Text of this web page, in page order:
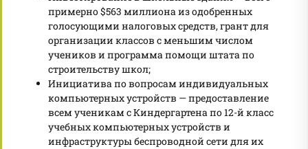
примерно $563 миллиона из одобренных
голосующими налоговых средств, грант для
организации классов с меньшим числом
учеников и программа помощи штата по
строительству школ;
Инициатива по вопросам индивидуальных
компьютерных устройств — предоставление
всем ученикам с Киндергартена по 12-й класс
учебных компьютерных устройств и
инфраструктуры беспроводной сети для их